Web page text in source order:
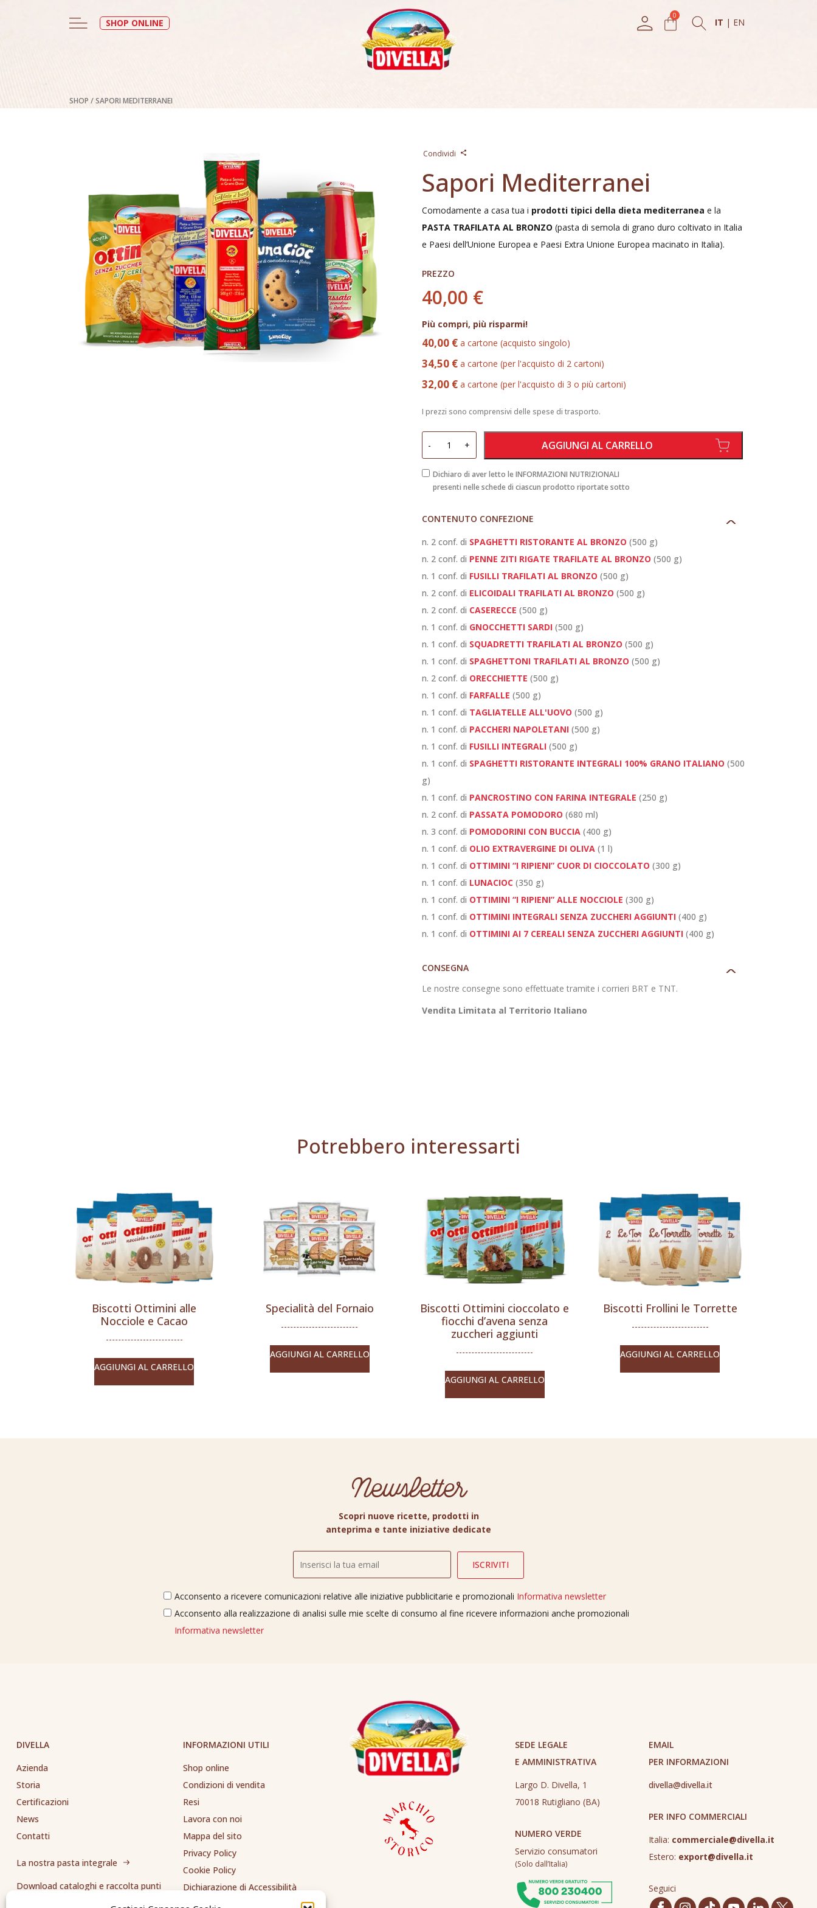
SHOP ONLINE IT | EN
SHOP /SAPORI MEDITERRANEI
Condividi
Sapori Mediterranei
Comodamente a casa tua i prodotti tipici della dieta mediterranea e la
PASTA TRAFILATA AL BRONZO (pasta di semola di grano duro coltivato in Italia
e Paesi dell’Unione Europea e Paesi Extra Unione Europea macinato in Italia).
PREZZO
40,00 €
Più compri, più risparmi!
40,00 € a cartone (acquisto singolo)
34,50 € a cartone (per l'acquisto di 2 cartoni)
32,00 € a cartone (per l'acquisto di 3 o più cartoni)
I prezzi sono comprensivi delle spese di trasporto.
-
Mediterranei
quantità
+ AGGIUNGI AL CARRELLO
Dichiaro di aver letto le INFORMAZIONI NUTRIZIONALI
presenti nelle schede di ciascun prodotto riportate sotto
CONTENUTO CONFEZIONE
n. 2 conf. di SPAGHETTI RISTORANTE AL BRONZO (500 g)
n. 2 conf. di PENNE ZITI RIGATE TRAFILATE AL BRONZO (500 g)
n. 1 conf. di FUSILLI TRAFILATI AL BRONZO (500 g)
n. 2 conf. di ELICOIDALI TRAFILATI AL BRONZO (500 g)
n. 2 conf. di CASERECCE (500 g)
n. 1 conf. di GNOCCHETTI SARDI (500 g)
n. 1 conf. di SQUADRETTI TRAFILATI AL BRONZO (500 g)
n. 1 conf. di SPAGHETTONI TRAFILATI AL BRONZO (500 g)
n. 2 conf. di ORECCHIETTE (500 g)
n. 1 conf. di FARFALLE (500 g)
n. 1 conf. di TAGLIATELLE ALL'UOVO (500 g)
n. 1 conf. di PACCHERI NAPOLETANI (500 g)
n. 1 conf. di FUSILLI INTEGRALI (500 g)
n. 1 conf. di SPAGHETTI RISTORANTE INTEGRALI 100% GRANO ITALIANO (500
g)
n. 1 conf. di PANCROSTINO CON FARINA INTEGRALE (250 g)
n. 2 conf. di PASSATA POMODORO (680 ml)
n. 3 conf. di POMODORINI CON BUCCIA (400 g)
n. 1 conf. di OLIO EXTRAVERGINE DI OLIVA (1 l)
n. 1 conf. di OTTIMINI “I RIPIENI” CUOR DI CIOCCOLATO (300 g)
n. 1 conf. di LUNACIOC (350 g)
n. 1 conf. di OTTIMINI “I RIPIENI” ALLE NOCCIOLE (300 g)
n. 1 conf. di OTTIMINI INTEGRALI SENZA ZUCCHERI AGGIUNTI (400 g)
n. 1 conf. di OTTIMINI AI 7 CEREALI SENZA ZUCCHERI AGGIUNTI (400 g)
CONSEGNA
Le nostre consegne sono effettuate tramite i corrieri BRT e TNT.
Vendita Limitata al Territorio Italiano
Potrebbero interessarti
Biscotti Ottimini alle
Nocciole e Cacao
AGGIUNGI AL CARRELLO
Specialità del Fornaio
AGGIUNGI AL CARRELLO
Biscotti Ottimini cioccolato e
fiocchi d’avena senza
zuccheri aggiunti
AGGIUNGI AL CARRELLO
Biscotti Frollini le Torrette
AGGIUNGI AL CARRELLO
Newsletter
Scopri nuove ricette, prodotti in
anteprima e tante iniziative dedicate
Acconsento a ricevere comunicazioni relative alle iniziative pubblicitarie e promozionali Informativa newsletter
Acconsento alla realizzazione di analisi sulle mie scelte di consumo al fine ricevere informazioni anche promozionali
Informativa newsletter
DIVELLA
Azienda
Storia
Certificazioni
News
Contatti
La nostra pasta integrale
Download cataloghi e raccolta punti
INFORMAZIONI UTILI
Shop online
Condizioni di vendita
Resi
Lavora con noi
Mappa del sito
Privacy Policy
Cookie Policy
Dichiarazione di Accessibilità
Whistleblowing
SEDE LEGALE
E AMMINISTRATIVA
Largo D. Divella, 1
70018 Rutigliano (BA)
NUMERO VERDE
Servizio consumatori
(Solo dall’Italia)
EMAIL
PER INFORMAZIONI
divella@divella.it
PER INFO COMMERCIALI
Italia: commerciale@divella.it
Estero: export@divella.it
Seguici